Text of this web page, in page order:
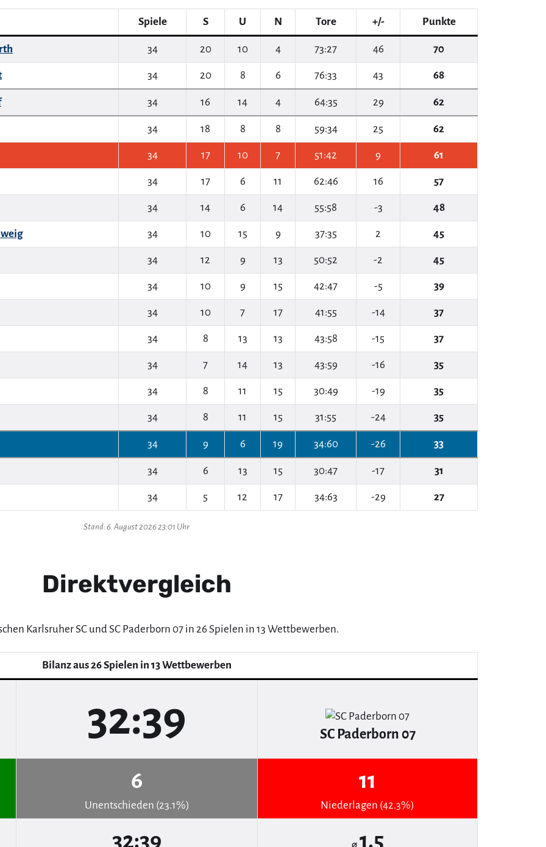
Spiele S U N Tore +/- Punkte
34 20 10 4 73:27 46 70
34 20 8 6 76:33 43 68
34 16 14 4 64:35 29 62
34 18 8 8 59:34 25 62
34 17 10 7 51:42 9 61
34 17 6 11 62:46 16 57
34 14 6 14 55:58 -3 48
34 10 15 9 37:35 2 45
34 12 9 13 50:52 -2 45
34 10 9 15 42:47 -5 39
34 10 7 17 41:55 -14 37
34 8 13 13 43:58 -15 37
34 7 14 13 43:59 -16 35
34 8 11 15 30:49 -19 35
34 8 11 15 31:55 -24 35
34 9 6 19 34:60 -26 33
34 6 13 15 30:47 -17 31
34 5 12 17 34:63 -29 27
Stand: 6. August 2026 23:01 Uhr
Direktvergleich
Karlsruher SC und SC Paderborn 07 in 26 Spielen in 13 Wettbewerben.
Bilanz aus 26 Spielen in 13 Wettbewerben
32:39 SC Paderborn 07
6
Unentschieden (23.1%)
11
Niederlagen (42.3%)
32:39 1.5